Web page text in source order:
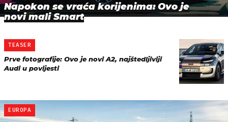
Napokon se vraća korijenima: Ovo je
novi mali Smart
TEASER
Prve fotografije: Ovo je novi A2, najštedljiviji
Audi u povijesti
EUROPA